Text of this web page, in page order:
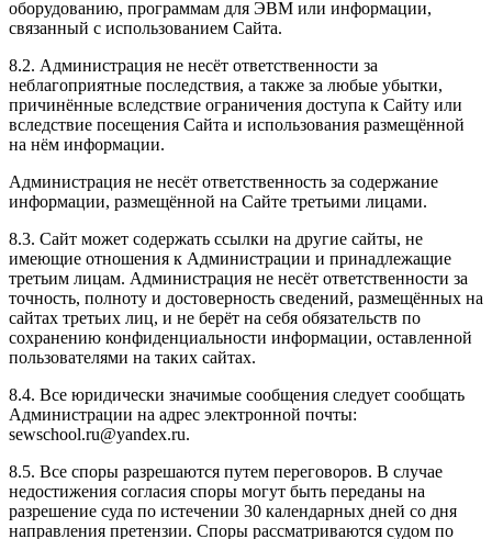
оборудованию, программам для ЭВМ или информации,
связанный с использованием Сайта.
8.2. Администрация не несёт ответственности за
неблагоприятные последствия, а также за любые убытки,
причинённые вследствие ограничения доступа к Сайту или
вследствие посещения Сайта и использования размещённой
на нём информации.
Администрация не несёт ответственность за содержание
информации, размещённой на Сайте третьими лицами.
8.3. Сайт может содержать ссылки на другие сайты, не
имеющие отношения к Администрации и принадлежащие
третьим лицам. Администрация не несёт ответственности за
точность, полноту и достоверность сведений, размещённых на
сайтах третьих лиц, и не берёт на себя обязательств по
сохранению конфиденциальности информации, оставленной
пользователями на таких сайтах.
8.4. Все юридически значимые сообщения следует сообщать
Администрации на адрес электронной почты:
sewschool.ru@yandex.ru.
8.5. Все споры разрешаются путем переговоров. В случае
недостижения согласия споры могут быть переданы на
разрешение суда по истечении 30 календарных дней со дня
направления претензии. Споры рассматриваются судом по